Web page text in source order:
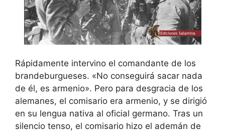
Rápidamente intervino el comandante de los
brandeburgueses. «No conseguirá sacar nada
de él, es armenio». Pero para desgracia de los
alemanes, el comisario era armenio, y se dirigió
en su lengua nativa al oficial germano. Tras un
silencio tenso, el comisario hizo el ademán de